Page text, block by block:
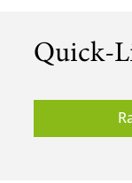
Quick-